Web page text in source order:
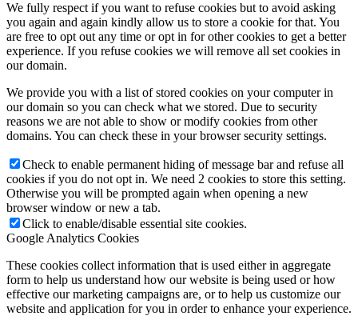
We fully respect if you want to refuse cookies but to avoid asking
you again and again kindly allow us to store a cookie for that. You
are free to opt out any time or opt in for other cookies to get a better
experience. If you refuse cookies we will remove all set cookies in
our domain.
We provide you with a list of stored cookies on your computer in
our domain so you can check what we stored. Due to security
reasons we are not able to show or modify cookies from other
domains. You can check these in your browser security settings.
Check to enable permanent hiding of message bar and refuse all
cookies if you do not opt in. We need 2 cookies to store this setting.
Otherwise you will be prompted again when opening a new
browser window or new a tab.
Click to enable/disable essential site cookies.
Google Analytics Cookies
These cookies collect information that is used either in aggregate
form to help us understand how our website is being used or how
effective our marketing campaigns are, or to help us customize our
website and application for you in order to enhance your experience.